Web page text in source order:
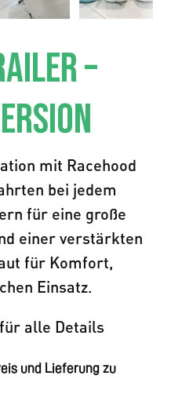
–
mit Racehood
bei jedem
für eine große
einer verstärkten
für Komfort,
Einsatz.
alle Details
und Lieferung zu